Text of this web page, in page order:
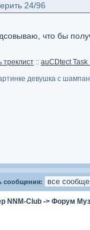
24/96
что бы
треклист :: auCDtect
девушка с
сообщения:
NNM-Club -> Форум